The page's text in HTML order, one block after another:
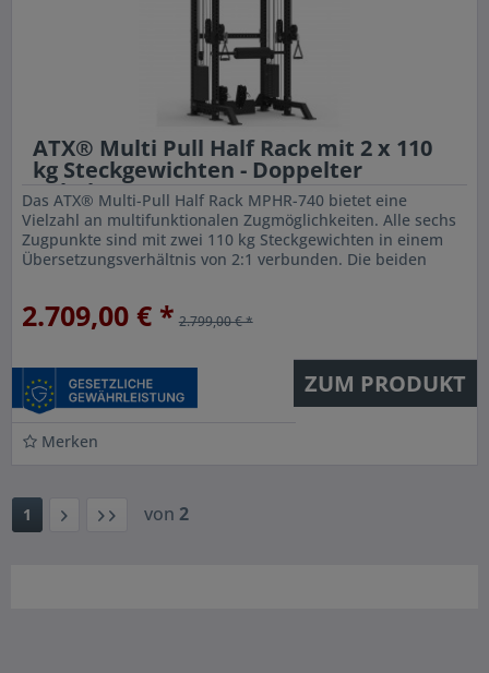
ATX® Multi Pull Half Rack mit 2 x 110
kg Steckgewichten - Doppelter
Kabelzug...
Das ATX® Multi-Pull Half Rack MPHR-740 bietet eine
Vielzahl an multifunktionalen Zugmöglichkeiten. Alle sechs
Zugpunkte sind mit zwei 110 kg Steckgewichten in einem
Übersetzungsverhältnis von 2:1 verbunden. Die beiden
2.709,00 € * 2.799,00 € *
ZUM PRODUKT
Merken
1 von 2